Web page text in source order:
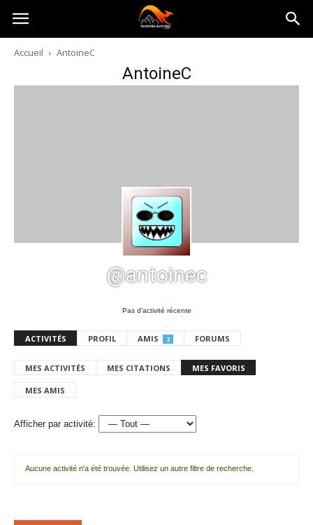
Australia-
australie.com
Accueil AntoineC
AntoineC
@antoinec
Pas d’activité récente
ACTIVITÉS PROFIL AMIS 2 FORUMS
MES ACTIVITÉS MES CITATIONS MES FAVORIS
MES AMIS
Afficher par activité:
Aucune activité n'a été trouvée. Utilisez un autre filtre de recherche.